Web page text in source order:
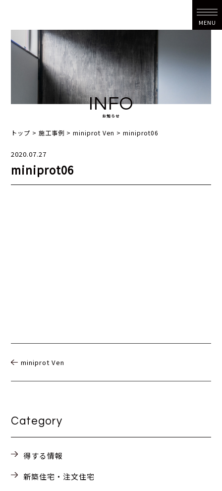
MENU
INFO
お知らせ
トップ >施工事例 >miniprot Ven >miniprot06
2020.07.27
miniprot06
miniprot Ven
Category
得する情報
新築住宅・注文住宅